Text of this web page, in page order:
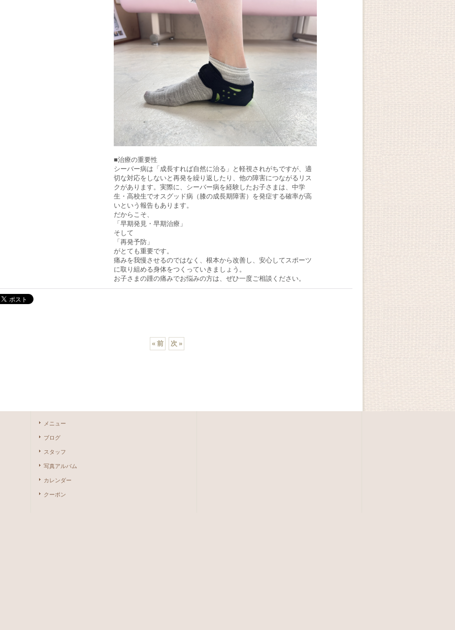
■治療の重要性
シーバー病は「成長すれば自然に治る」と軽視されがちですが、適
切な対応をしないと再発を繰り返したり、他の障害につながるリス
クがあります。実際に、シーバー病を経験したお子さまは、中学
生・高校生でオスグッド病（膝の成長期障害）を発症する確率が高
いという報告もあります。
だからこそ、
「早期発見・早期治療」
そして
「再発予防」
がとても重要です。
痛みを我慢させるのではなく、根本から改善し、安心してスポーツ
に取り組める身体をつくっていきましょう。
お子さまの踵の痛みでお悩みの方は、ぜひ一度ご相談ください。
« 前 次 »
メニュー
ブログ
スタッフ
写真アルバム
カレンダー
クーポン